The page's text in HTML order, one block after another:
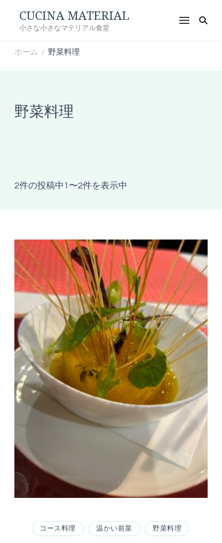
CUCINA MATERIAL
小さな小さなマテリアル食堂
ホーム / 野菜料理
野菜料理
2件の投稿中1〜2件を表示中
コース料理 温かい前菜 野菜料理